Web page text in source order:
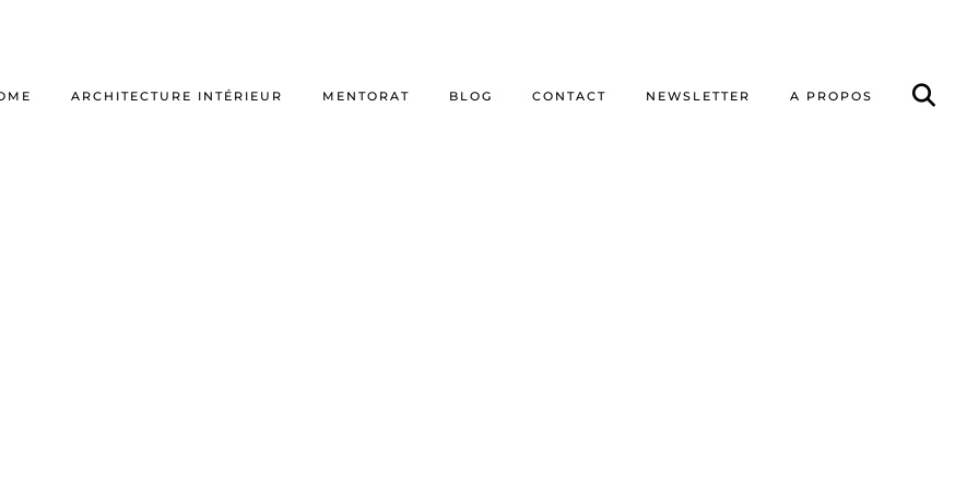
ARCHITECTURE INTÉRIEUR MENTORAT BLOG CONTACT NEWSLETTER A PROPOS